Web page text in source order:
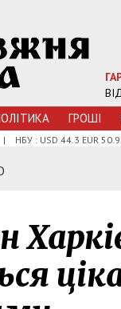
ГРОШI
| НБУ : USD 44.3 EUR